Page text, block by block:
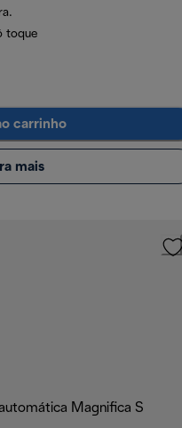
toque
carrinho
mais